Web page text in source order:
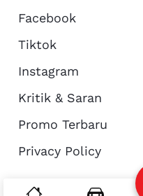
Reservasi
Facebook
Tiktok
Instagram
Kritik & Saran
Promo Terbaru
Privacy Policy